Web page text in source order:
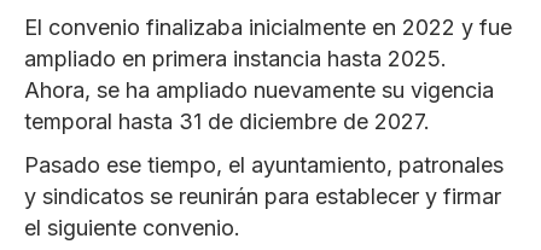
El convenio finalizaba inicialmente en 2022 y fue
ampliado en primera instancia hasta 2025.
Ahora, se ha ampliado nuevamente su vigencia
temporal hasta 31 de diciembre de 2027.
Pasado ese tiempo, el ayuntamiento, patronales
y sindicatos se reunirán para establecer y firmar
el siguiente convenio.